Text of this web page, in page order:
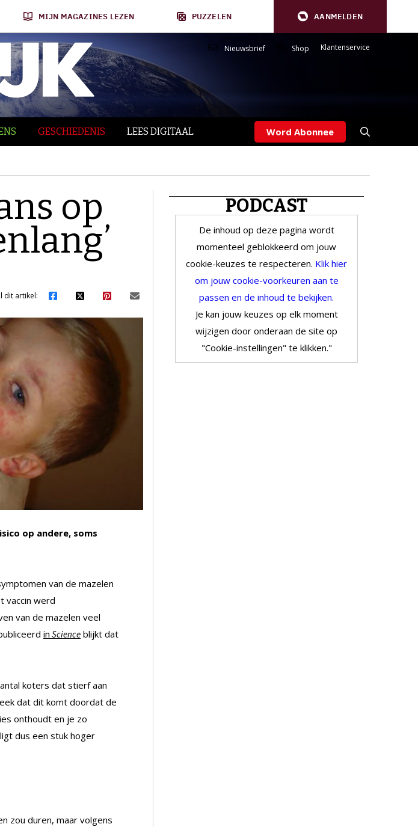
MIJN MAGAZINES LEZEN PUZZELEN AANMELDEN
Nieuwsbrief Shop Klantenservice
GESCHIEDENIS LEES DIGITAAL Word Abonnee
op
dit artikel:
op andere, soms
van de mazelen
vaccin werd
van de mazelen veel
in Science blijkt dat
koters dat stierf aan
dat dit komt doordat de
onthoudt en je zo
dus een stuk hoger
zou duren, maar volgens
PODCAST
De inhoud op deze pagina wordt
momenteel geblokkeerd om jouw
cookie-keuzes te respecteren. Klik hier
om jouw cookie-voorkeuren aan te
passen en de inhoud te bekijken.
Je kan jouw keuzes op elk moment
wijzigen door onderaan de site op
"Cookie-instellingen" te klikken."